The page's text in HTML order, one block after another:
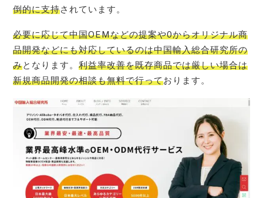
倒的に支持されています。
必要に応じて中国OEMなどの提案や0からオリジナル商
品開発などにも対応しているのは中国輸入総合研究所の
みとなります。利益率改善を既存商品では厳しい場合は
新規商品開発の相談も無料で行っております。